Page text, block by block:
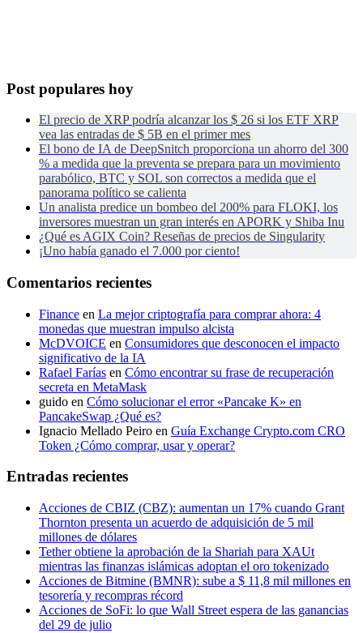
Post populares hoy
El precio de XRP podría alcanzar los $ 26 si los ETF XRP
vea las entradas de $ 5B en el primer mes
El bono de IA de DeepSnitch proporciona un ahorro del 300
% a medida que la preventa se prepara para un movimiento
parabólico, BTC y SOL son correctos a medida que el
panorama político se calienta
Un analista predice un bombeo del 200% para FLOKI, los
inversores muestran un gran interés en APORK y Shiba Inu
¿Qué es AGIX Coin? Reseñas de precios de Singularity
¡Uno había ganado el 7.000 por ciento!
Comentarios recientes
Finance en La mejor criptografía para comprar ahora: 4
monedas que muestran impulso alcista
McDVOICE en Consumidores que desconocen el impacto
significativo de la IA
Rafael Farías en Cómo encontrar su frase de recuperación
secreta en MetaMask
guido en Cómo solucionar el error «Pancake K» en
PancakeSwap ¿Qué es?
Ignacio Mellado Peiro en Guía Exchange Crypto.com CRO
Token ¿Cómo comprar, usar y operar?
Entradas recientes
Acciones de CBIZ (CBZ): aumentan un 17% cuando Grant
Thornton presenta un acuerdo de adquisición de 5 mil
millones de dólares
Tether obtiene la aprobación de la Shariah para XAUt
mientras las finanzas islámicas adoptan el oro tokenizado
Acciones de Bitmine (BMNR): sube a $ 11,8 mil millones en
tesorería y recompras récord
Acciones de SoFi: lo que Wall Street espera de las ganancias
del 29 de julio